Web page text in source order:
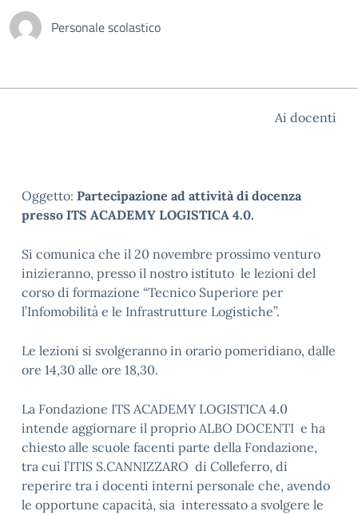
Personale scolastico
Ai docenti
Oggetto: Partecipazione ad attività di docenza
presso ITS ACADEMY LOGISTICA 4.0.
Si comunica che il 20 novembre prossimo venturo
inizieranno, presso il nostro istituto le lezioni del
corso di formazione “Tecnico Superiore per
l’Infomobilità e le Infrastrutture Logistiche”.
Le lezioni si svolgeranno in orario pomeridiano, dalle
ore 14,30 alle ore 18,30.
La Fondazione ITS ACADEMY LOGISTICA 4.0
intende aggiornare il proprio ALBO DOCENTI e ha
chiesto alle scuole facenti parte della Fondazione,
tra cui l’ITIS S.CANNIZZARO di Colleferro, di
reperire tra i docenti interni personale che, avendo
le opportune capacità, sia interessato a svolgere le